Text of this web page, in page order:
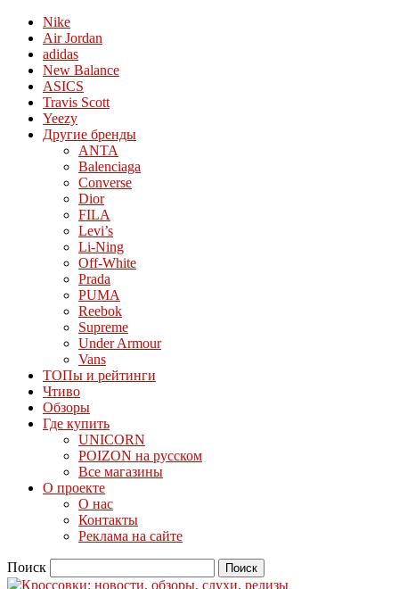
Nike
Air Jordan
adidas
New Balance
ASICS
Travis Scott
Yeezy
Другие бренды
ANTA
Balenciaga
Converse
Dior
FILA
Levi’s
Li-Ning
Off-White
Prada
PUMA
Reebok
Supreme
Under Armour
Vans
ТОПы и рейтинги
Чтиво
Обзоры
Где купить
UNICORN
POIZON на русском
Все магазины
О проекте
О нас
Контакты
Реклама на сайте
Поиск